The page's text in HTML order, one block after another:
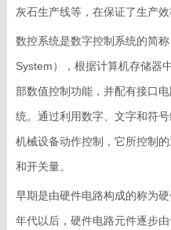
灰石生产线等，在保证了生产效
数控系统是数字控制系统的简
System），根据计算机存储器
部数值控制功能，并配有接口
统。通过利用数字、文字和符
机械设备动作控制，它所控制
和开关量。
早期是由硬件电路构成的称为
年代以后，硬件电路元件逐步